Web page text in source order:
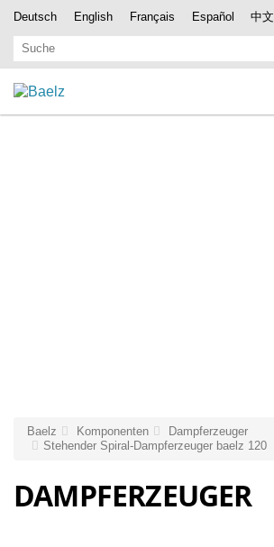
Deutsch English Français Español 中文
Baelz Komponenten
Dampferzeuger
Stehender Spiral-Dampferzeuger baelz 120
DAMPFERZEUGER